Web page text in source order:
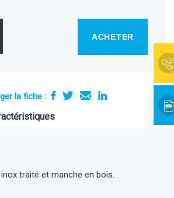
ACHETER
la fiche :
traité et manche en bois.